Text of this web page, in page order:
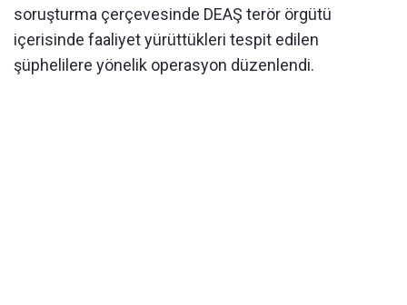
soruşturma çerçevesinde DEAŞ terör örgütü
içerisinde faaliyet yürüttükleri tespit edilen
şüphelilere yönelik operasyon düzenlendi.